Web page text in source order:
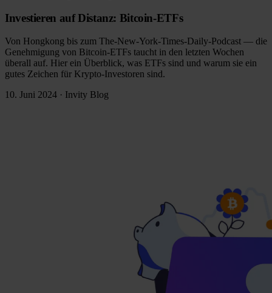
Investieren auf Distanz: Bitcoin-ETFs
Von Hongkong bis zum The-New-York-Times-Daily-Podcast — die
Genehmigung von Bitcoin-ETFs taucht in den letzten Wochen
überall auf. Hier ein Überblick, was ETFs sind und warum sie ein
gutes Zeichen für Krypto-Investoren sind.
10. Juni 2024 · Invity Blog